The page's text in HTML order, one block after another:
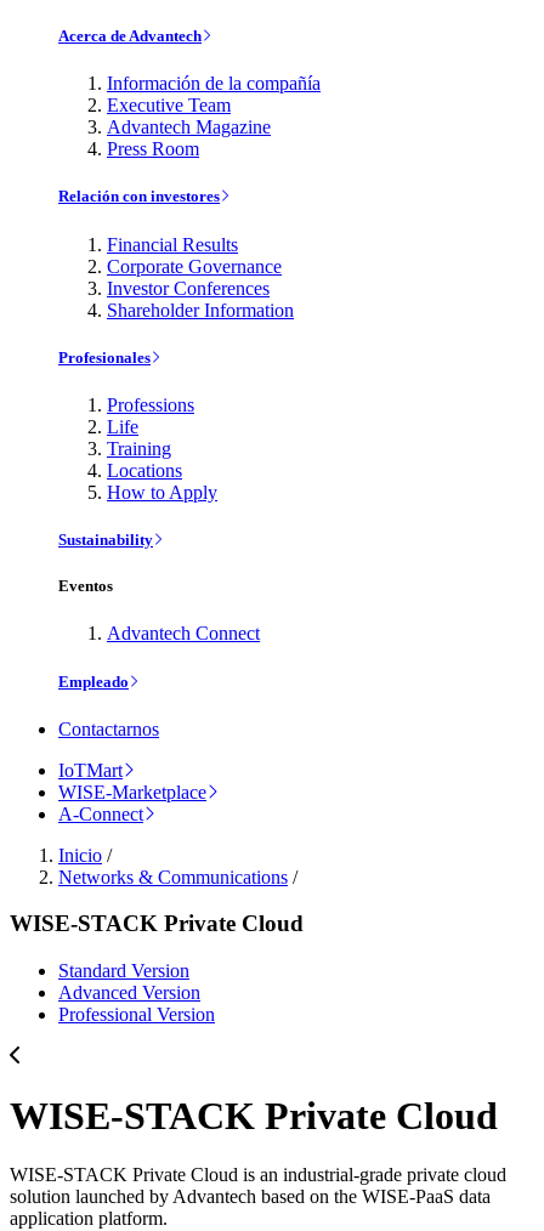
Acerca de Advantech
Información de la compañía
Executive Team
Advantech Magazine
Press Room
Relación con investores
Financial Results
Corporate Governance
Investor Conferences
Shareholder Information
Profesionales
Professions
Life
Training
Locations
How to Apply
Sustainability
Eventos
Advantech Connect
Empleado
Contactarnos
IoTMart
WISE-Marketplace
A-Connect
Inicio /
Networks & Communications /
WISE-STACK Private Cloud
Standard Version
Advanced Version
Professional Version
WISE-STACK Private Cloud
WISE-STACK Private Cloud is an industrial-grade private cloud
solution launched by Advantech based on the WISE-PaaS data
application platform.